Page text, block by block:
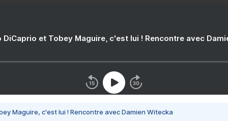
DiCaprio et Tobey Maguire, c'est lui ! Rencontre avec
Maguire, c'est lui ! Rencontre avec Damien Witecka